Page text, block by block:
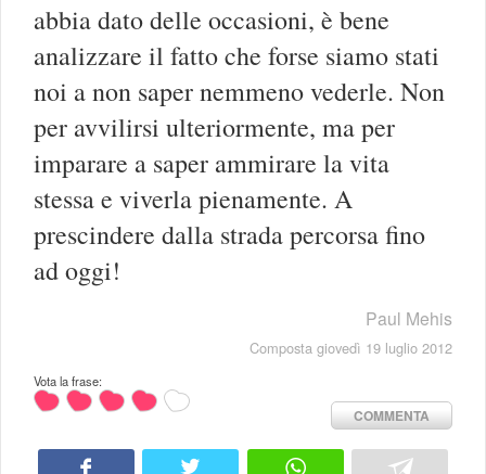
abbia dato delle occasioni, è bene
analizzare il fatto che forse siamo stati
noi a non saper nemmeno vederle. Non
per avvilirsi ulteriormente, ma per
imparare a saper ammirare la vita
stessa e viverla pienamente. A
prescindere dalla strada percorsa fino
ad oggi!
Paul Mehis
Composta giovedì 19 luglio 2012
Vota la frase:
COMMENTA